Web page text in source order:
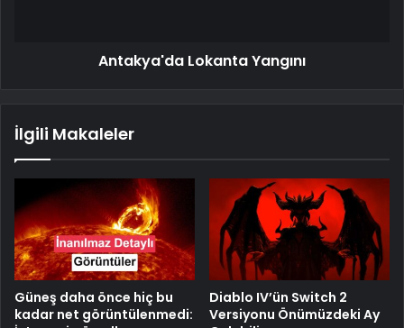
Antakya'da Lokanta Yangını
İlgili Makaleler
Güneş daha önce hiç bu
kadar net görüntülenmedi:
Diablo IV’ün Switch 2
Versiyonu Önümüzdeki Ay